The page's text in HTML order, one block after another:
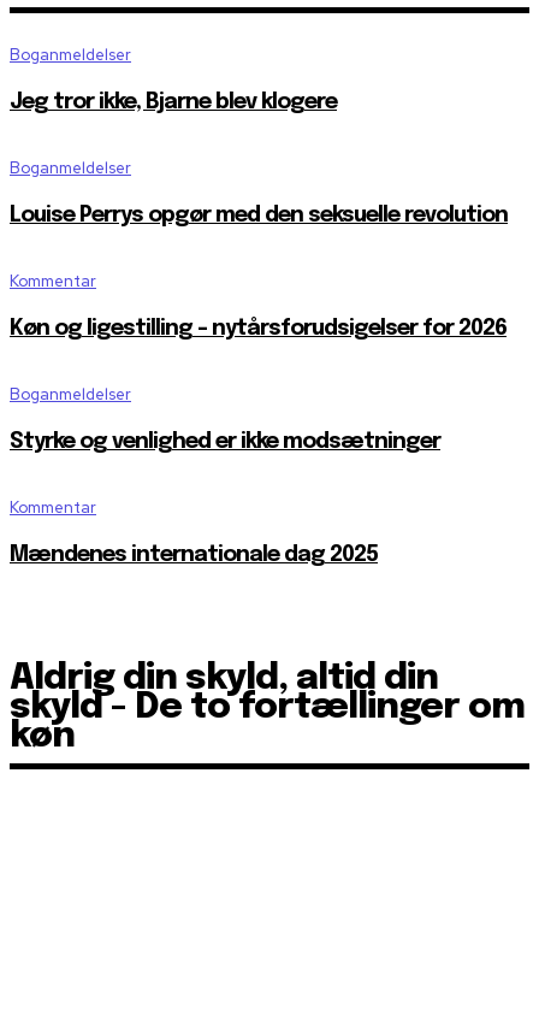
Boganmeldelser
Jeg tror ikke, Bjarne blev klogere
Boganmeldelser
Louise Perrys opgør med den seksuelle revolution
Kommentar
Køn og ligestilling – nytårsforudsigelser for 2026
Boganmeldelser
Styrke og venlighed er ikke modsætninger
Kommentar
Mændenes internationale dag 2025
Aldrig din skyld, altid din
skyld - De to fortællinger om
køn